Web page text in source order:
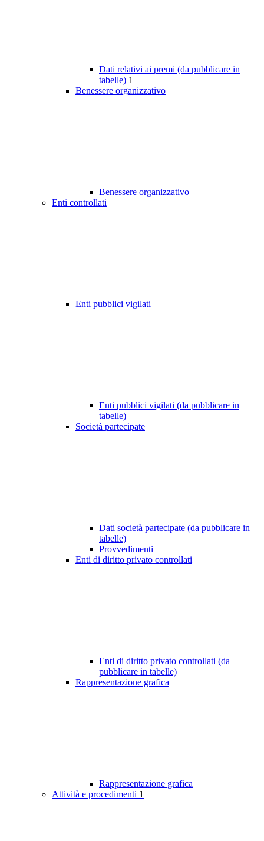
Dati relativi ai premi (da pubblicare in
tabelle) 1
Benessere organizzativo
Benessere organizzativo
Enti controllati
Enti pubblici vigilati
Enti pubblici vigilati (da pubblicare in
tabelle)
Società partecipate
Dati società partecipate (da pubblicare in
tabelle)
Provvedimenti
Enti di diritto privato controllati
Enti di diritto privato controllati (da
pubblicare in tabelle)
Rappresentazione grafica
Rappresentazione grafica
Attività e procedimenti 1